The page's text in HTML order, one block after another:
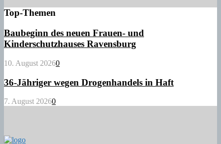
Top-Themen
Baubeginn des neuen Frauen- und
Kinderschutzhauses Ravensburg
10. August 20260
36-Jähriger wegen Drogenhandels in Haft
7. August 20260